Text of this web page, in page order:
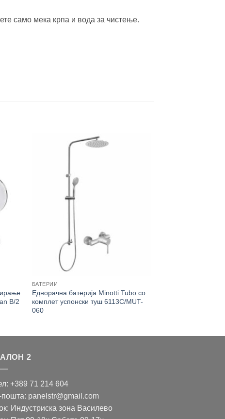
само мека крпа и вода за чистење.
B/2
БАТЕРИИ
Еднорачна батерија Minotti Tubo со
комплет успонски туш 6113C/MUT-
060
2
+389 71 214 604
пошта: panelstr@gmail.com
Индустриска зона Василево